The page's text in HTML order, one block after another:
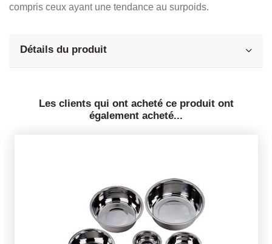
compris ceux ayant une tendance au surpoids.
Détails du produit
Les clients qui ont acheté ce produit ont
également acheté...